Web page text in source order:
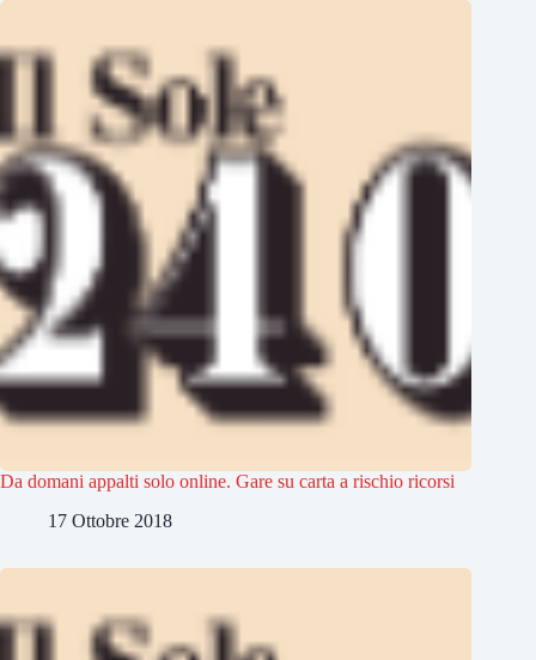
Da domani appalti solo online. Gare su carta a rischio ricorsi
17 Ottobre 2018